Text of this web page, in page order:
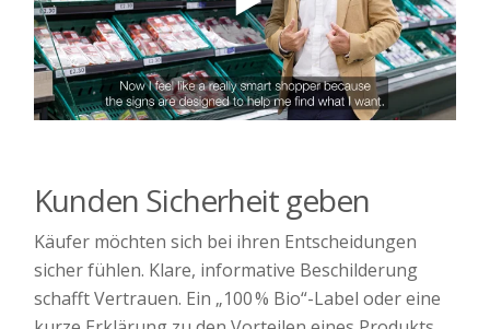
Kunden Sicherheit geben
Käufer möchten sich bei ihren Entscheidungen
sicher fühlen. Klare, informative Beschilderung
schafft Vertrauen. Ein „100 % Bio“-Label oder eine